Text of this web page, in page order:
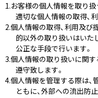
お客様の個人情報を取り
適切な個人情報の取得、
個人情報の取得、利用及び
的以外の取り扱いはいた
公正な手段で行います。
個人情報の取り扱いに関
遵守致します。
個人情報を管理する際は、
ともに、外部への流出防